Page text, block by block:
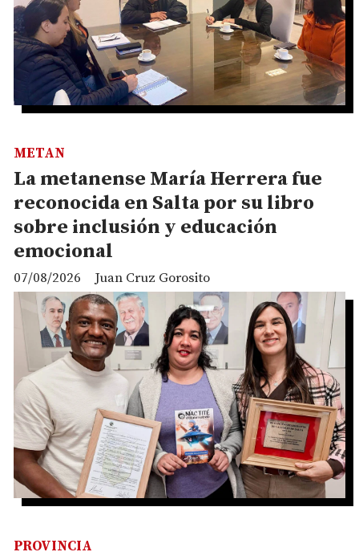
La metanense María Herrera fue
reconocida en Salta por su libro
sobre inclusión y educación
emocional
Juan Cruz Gorosito
METAN
07/08/2026
PROVINCIA